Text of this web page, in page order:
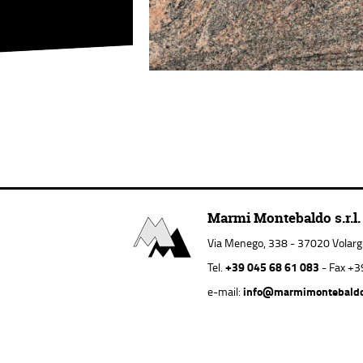
Marmi Montebaldo s.r.l.
Via Menego, 338 - 37020
Tel. +39 045 68 61 083 - Fax
e-mail: